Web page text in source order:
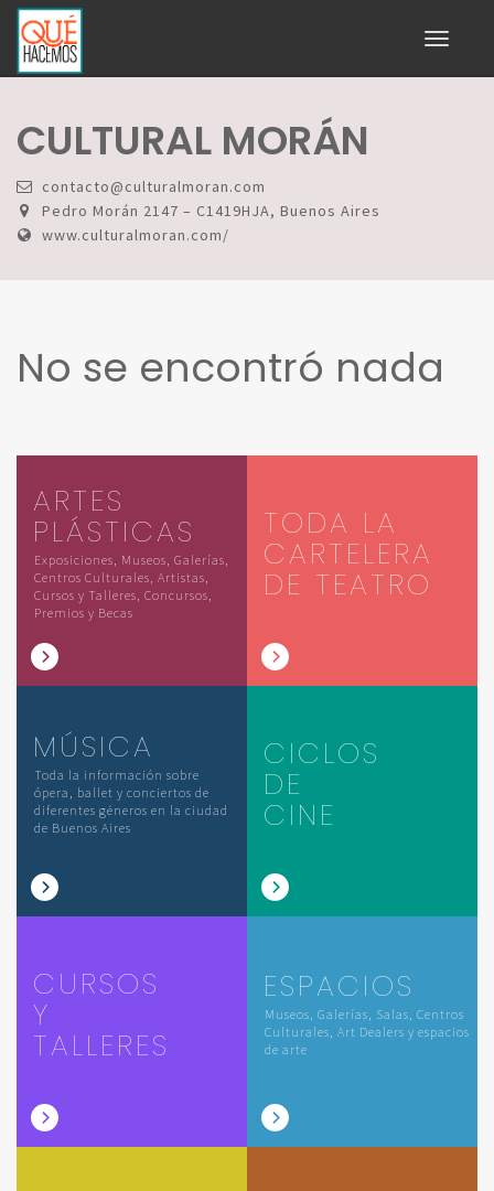
Toggle
CULTURAL MORÁN
contacto@culturalmoran.com
Pedro Morán 2147 – C1419HJA, Buenos Aires
www.culturalmoran.com/
No se encontró nada
ARTES
PLÁSTICAS
Exposiciones, Museos, Galerías,
Centros Culturales, Artistas,
Cursos y Talleres, Concursos,
Premios y Becas
TODA LA
CARTELERA
DE TEATRO
MÚSICA
Toda la información sobre
ópera, ballet y conciertos de
diferentes géneros en la ciudad
de Buenos Aires
CICLOS
DE
CINE
CURSOS
Y
TALLERES
ESPACIOS
Museos, Galerías, Salas, Centros
Culturales, Art Dealers y espacios
de arte